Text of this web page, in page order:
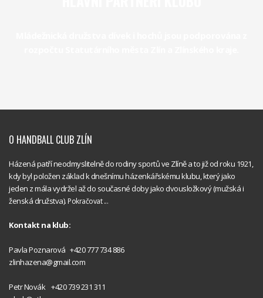
O HANDBALL CLUB ZLÍN
Házená patří neodmyslitelně do rodiny sportů ve Zlíně a to již od roku 1921,
kdy byl položen základ k dnešnímu házenkářskému klubu, který jako
jeden z mála vydržel až do současné doby jako dvousložkový (mužská i
ženská družstva). Pokračovat ...
Kontakt na klub:
Pavla Poznarová +420 777 734 886
zlinhazena@gmail.com
Petr Novák +420 739 231 311
Club Zlín
Club Zlín